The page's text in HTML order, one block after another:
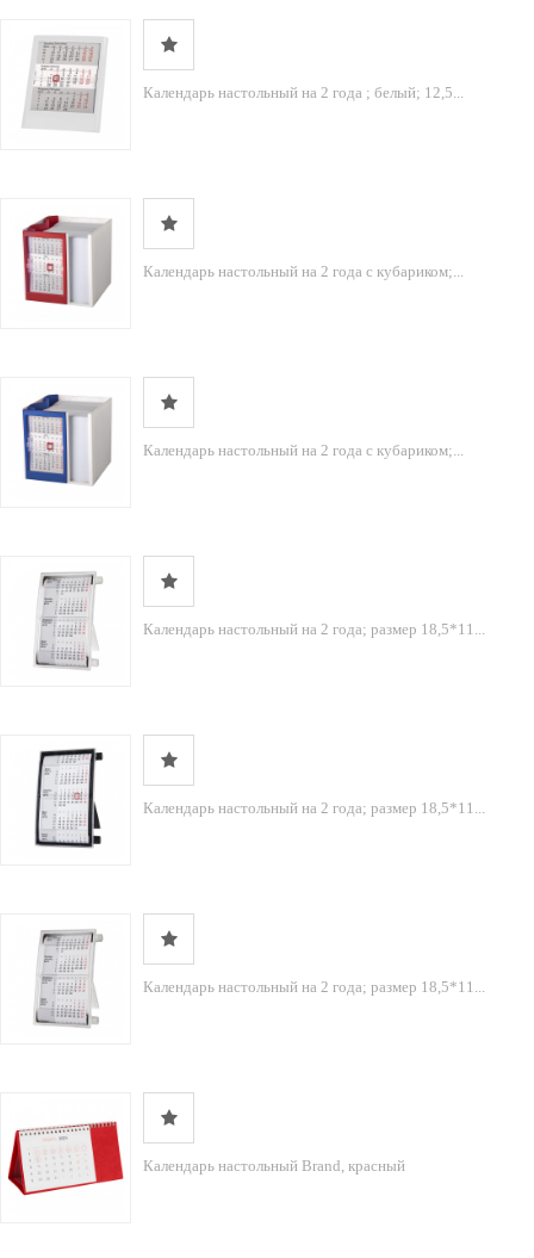
Календарь настольный на 2 года ; белый; 12,5...
Календарь настольный на 2 года с кубариком;...
Календарь настольный на 2 года с кубариком;...
Календарь настольный на 2 года; размер 18,5*11...
Календарь настольный на 2 года; размер 18,5*11...
Календарь настольный на 2 года; размер 18,5*11...
Календарь настольный Brand, красный